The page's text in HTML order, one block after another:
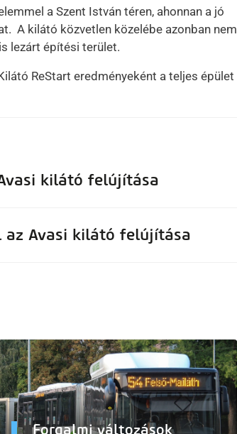
a Szent István téren, ahonnan a jó
A kilátó közvetlen közelébe azonban nem
lezárt építési terület.
ReStart eredményeként a teljes épület
kilátó felújítása
Avasi kilátó felújítása
Forgalmi változások